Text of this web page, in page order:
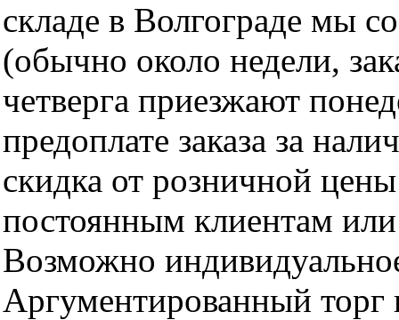
складе в Волгограде мы
(обычно около недели,
четверга приезжают
предоплате заказа за
скидка от розничной
постоянным клиентам
Возможно
Аргументированный торг